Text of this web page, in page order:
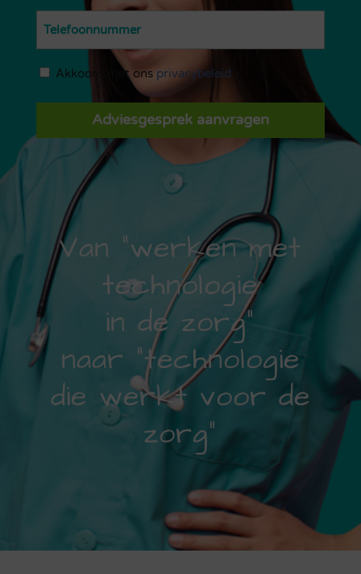
Telefoon
Privacybeleid (Vereist)
Akkoord met ons privacybeleid
Adviesgesprek aanvragen
Van “werken met
technologie
in de zorg”
naar “technologie
die werkt voor de
zorg”